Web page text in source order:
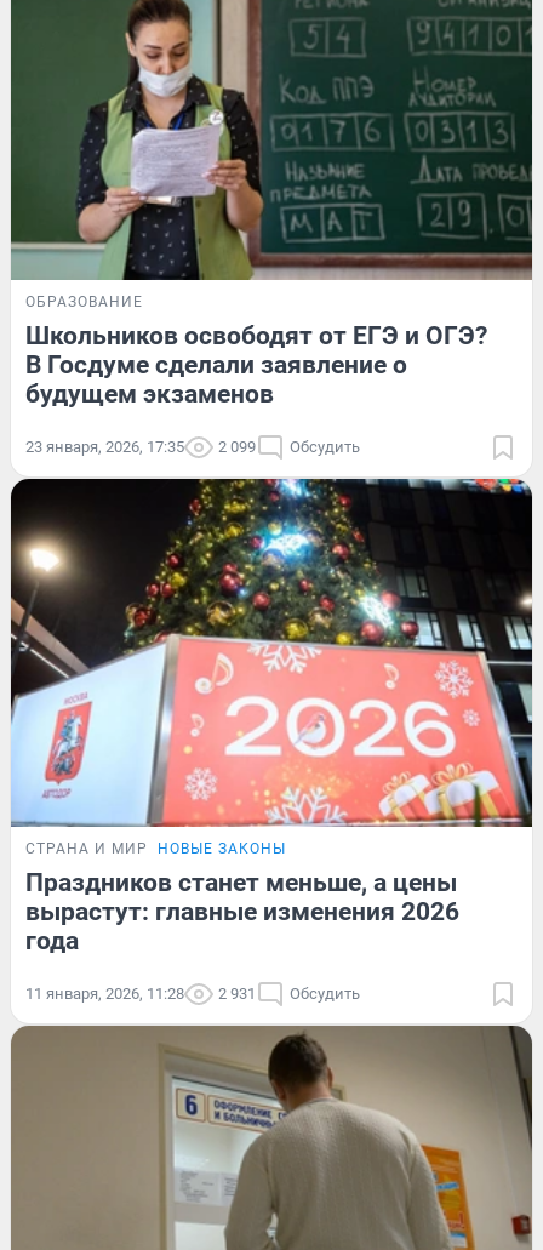
ОБРАЗОВАНИЕ
Школьников освободят от ЕГЭ и ОГЭ?
В Госдуме сделали заявление о
будущем экзаменов
23 января, 2026, 17:35 2 099 Обсудить
СТРАНА И МИР НОВЫЕ ЗАКОНЫ
Праздников станет меньше, а цены
вырастут: главные изменения 2026
года
11 января, 2026, 11:28 2 931 Обсудить